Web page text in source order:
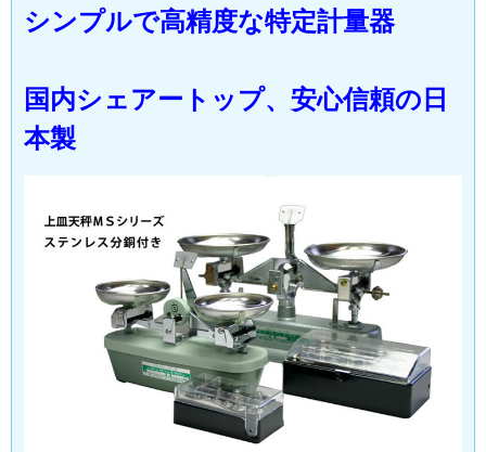
シンプルで高精度な特定計量器
国内シェアートップ、安心信頼の日
本製